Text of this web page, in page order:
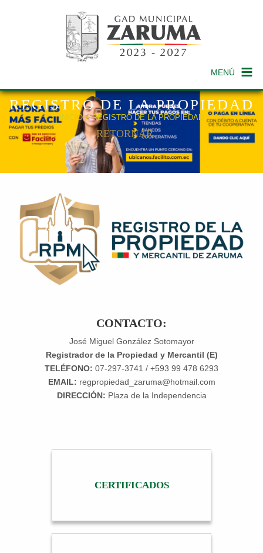
MENÚ
REGISTRO DE LA PROPIEDAD
INICIO> REGISTRO DE LA PROPIEDAD
RETORNAR
CONTACTO:
José Miguel González Sotomayor
Registrador de la Propiedad y Mercantil (E)
TELÉFONO: 07-297-3741 / +593 99 478 6293
EMAIL: regpropiedad_zaruma@hotmail.com
DIRECCIÓN: Plaza de la Independencia
CERTIFICADOS